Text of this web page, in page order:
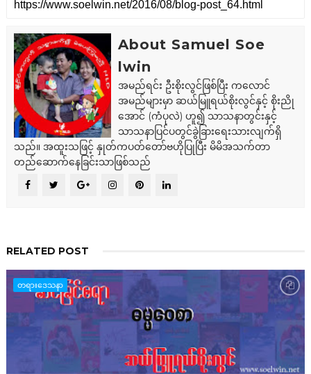
About Samuel Soe
lwin
အမည်ရင်း ဦးစိုးလွင်ဖြစ်ပြီး ကလောင်
အမည်များမှာ ဆယ်မြူရယ်စိုးလွင်နှင့် စိုးညို
အောင် (ကံပုလဲ) ဟူ၍ သာသနာတွင်းနှင့်
သာသနာပြင်ပတွင်ခွဲခြားရေးသားလျက်ရှိ
သည်။ အထူးသဖြင့် နှုတ်ကပတ်တော်ဗဟိုပြုပြီး မိမိအသက်တာ
တည်ဆောက်နေခြင်းသာဖြစ်သည်
RELATED POST
တရားဒေသနာ